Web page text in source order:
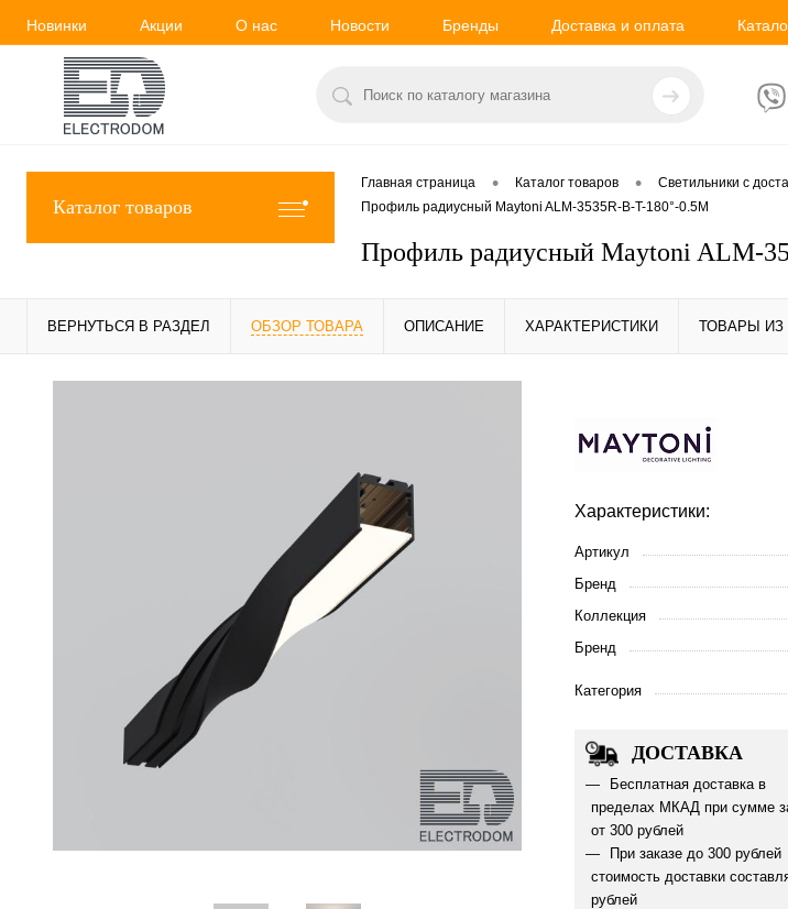
Новинки Акции О нас Новости Бренды Доставка и оплата
Каталог товаров
Главная страница • Каталог товаров • Светильники с
Профиль радиусный Maytoni ALM-3535R-B-T-180°-0.5M
Профиль радиусный Maytoni ALM-
ВЕРНУТЬСЯ В РАЗДЕЛ ОБЗОР ТОВАРА ОПИСАНИЕ ХАРАКТЕРИСТИКИ ТОВАРЫ ИЗ
Характеристики:
Артикул
Бренд
Коллекция
Бренд
Категория
ДОСТАВКА
Бесплатная доставка в
пределах МКАД при сумме
от 300 рублей
При заказе до 300 рублей
стоимость доставки
рублей